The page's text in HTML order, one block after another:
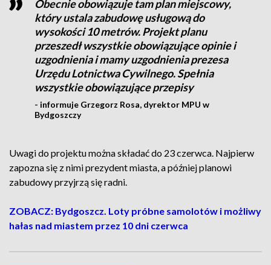
Obecnie obowiązuje tam plan miejscowy,
który ustala zabudowę usługową do
wysokości 10 metrów. Projekt planu
przeszedł wszystkie obowiązujące opinie i
uzgodnienia i mamy uzgodnienia prezesa
Urzędu Lotnictwa Cywilnego. Spełnia
wszystkie obowiązujące przepisy
- informuje Grzegorz Rosa, dyrektor MPU w
Bydgoszczy
Uwagi do projektu można składać do 23 czerwca. Najpierw
zapozna się z nimi prezydent miasta, a później planowi
zabudowy przyjrzą się radni.
ZOBACZ: Bydgoszcz. Loty próbne samolotów i możliwy
hałas nad miastem przez 10 dni czerwca